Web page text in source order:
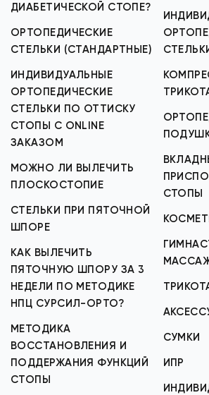
ДИАБЕТИЧЕСКОЙ СТОПЕ?
ОРТОПЕДИЧЕСКИЕ
СТЕЛЬКИ (СТАНДАРТНЫЕ)
ИНДИВИДУАЛЬНЫЕ
ОРТОПЕДИЧЕСКИЕ
СТЕЛЬКИ ПО ОТТИСКУ
СТОПЫ С ONLINE
ЗАКАЗОМ
МОЖНО ЛИ ВЫЛЕЧИТЬ
ПЛОСКОСТОПИЕ
СТЕЛЬКИ ПРИ ПЯТОЧНОЙ
ШПОРЕ
КАК ВЫЛЕЧИТЬ
ПЯТОЧНУЮ ШПОРУ ЗА 3
НЕДЕЛИ ПО МЕТОДИКЕ
НПЦ СУРСИЛ-ОРТО?
МЕТОДИКА
ВОССТАНОВЛЕНИЯ И
ПОДДЕРЖАНИЯ ФУНКЦИЙ
СТОПЫ
СТОПЫ
СУМКИ
ИПР